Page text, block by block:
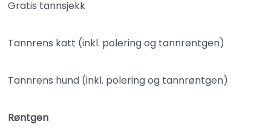
Gratis tannsjekk
Tannrens katt (inkl. polering og tannrøntgen)
Tannrens hund (inkl. polering og tannrøntgen)
Røntgen